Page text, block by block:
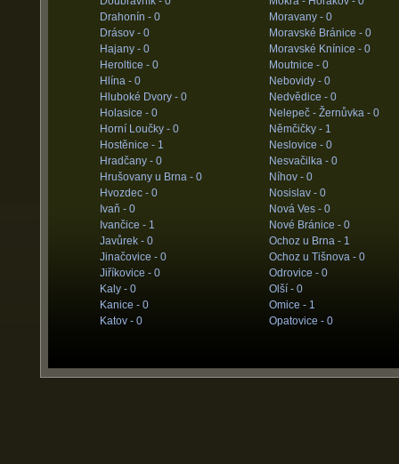
Drahonín - 0
Drásov - 0
Hajany - 0
Heroltice - 0
Hlína - 0
Hluboké Dvory - 0
Holasice - 0
Horní Loučky - 0
Hostěnice - 1
Hradčany - 0
Hrušovany u Brna - 0
Hvozdec - 0
Ivaň - 0
Ivančice - 1
Javůrek - 0
Jinačovice - 0
Jiříkovice - 0
Kaly - 0
Kanice - 0
Katov - 0
Moravany - 0
Moravské Bránice - 0
Moravské Knínice - 0
Moutnice - 0
Nebovidy - 0
Nedvědice - 0
Nelepeč - Žernůvka - 0
Němčičky - 1
Neslovice - 0
Nesvačilka - 0
Níhov - 0
Nosislav - 0
Nová Ves - 0
Nové Bránice - 0
Ochoz u Brna - 1
Ochoz u Tišnova - 0
Odrovice - 0
Olší - 0
Omice - 1
Opatovice - 0